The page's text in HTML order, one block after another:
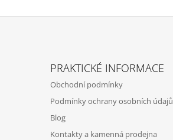
PRAKTICKÉ INFORMACE
Obchodní podmínky
Podmínky ochrany osobních údajů
Blog
Kontakty a kamenná prodejna